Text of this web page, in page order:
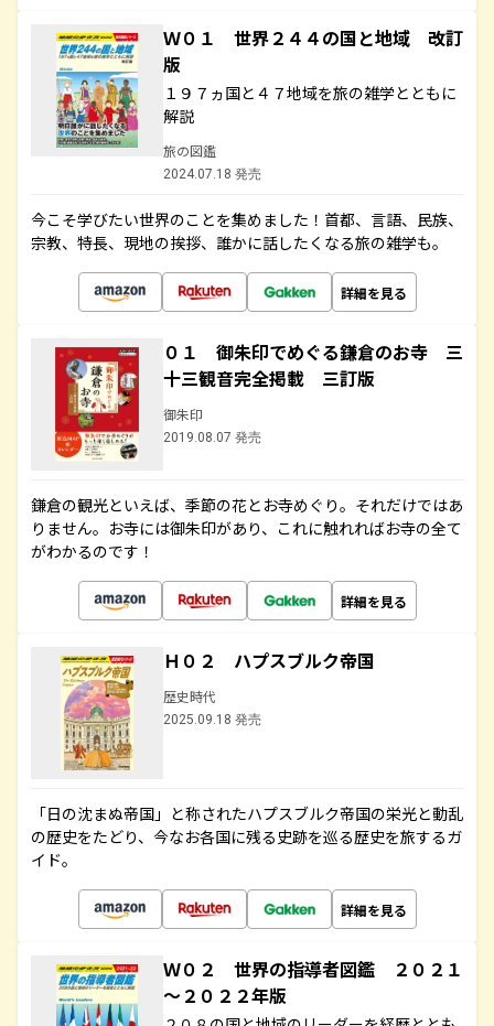
Ｗ０１ 世界２４４の国と地域 改訂
版
１９７ヵ国と４７地域を旅の雑学とともに
解説
旅の図鑑
2024.07.18 発売
今こそ学びたい世界のことを集めました！首都、言語、民族、
宗教、特長、現地の挨拶、誰かに話したくなる旅の雑学も。
詳細を見る
０１ 御朱印でめぐる鎌倉のお寺 三
十三観音完全掲載 三訂版
御朱印
2019.08.07 発売
鎌倉の観光といえば、季節の花とお寺めぐり。それだけではあ
りません。お寺には御朱印があり、これに触れればお寺の全て
がわかるのです！
詳細を見る
Ｈ０２ ハプスブルク帝国
歴史時代
2025.09.18 発売
「日の沈まぬ帝国」と称されたハプスブルク帝国の栄光と動乱
の歴史をたどり、今なお各国に残る史跡を巡る歴史を旅するガ
イド。
詳細を見る
Ｗ０２ 世界の指導者図鑑 ２０２１
～２０２２年版